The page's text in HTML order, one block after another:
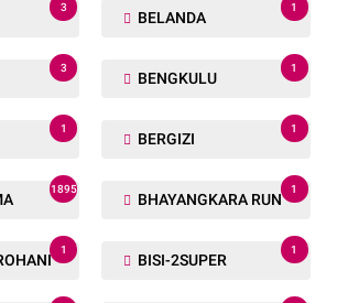
3
BELANDA
1
3
BENGKULU
1
1
BERGIZI
1
1895
BHAYANGKARA RUN
1
1
BISI-2SUPER
1